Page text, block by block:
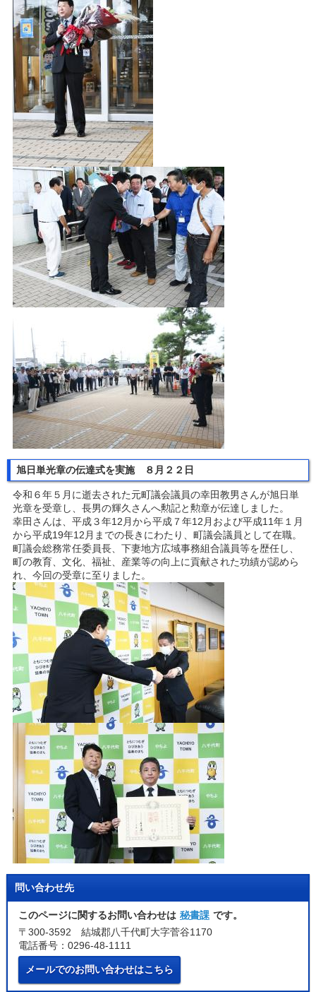
旭日単光章の伝達式を実施 ８月２２日
令和６年５月に逝去された元町議会議員の幸田教男さんが旭日単
光章を受章し、長男の輝久さんへ勲記と勲章が伝達しました。
幸田さんは、平成３年12月から平成７年12月および平成11年１月
から平成19年12月までの長きにわたり、町議会議員として在職。
町議会総務常任委員長、下妻地方広域事務組合議員等を歴任し、
町の教育、文化、福祉、産業等の向上に貢献された功績が認めら
れ、今回の受章に至りました。
問い合わせ先
このページに関するお問い合わせは 秘書課 です。
〒300-3592 結城郡八千代町大字菅谷1170
電話番号：0296-48-1111
メールでのお問い合わせはこちら